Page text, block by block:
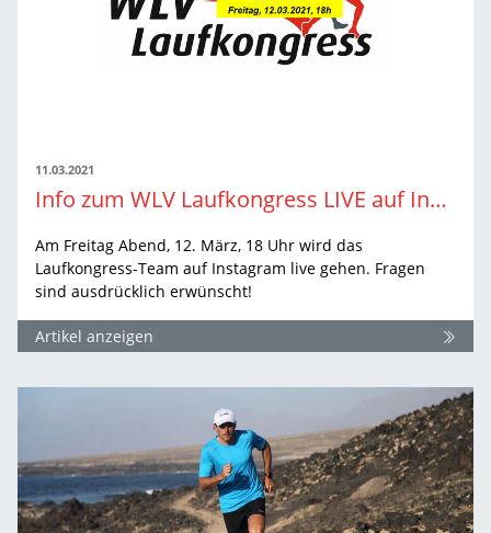
11.03.2021
Info zum WLV Laufkongress LIVE auf Instagram
Am Freitag Abend, 12. März, 18 Uhr wird das
Laufkongress-Team auf Instagram live gehen. Fragen
sind ausdrücklich erwünscht!
Artikel anzeigen